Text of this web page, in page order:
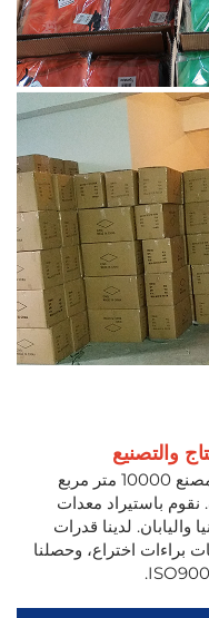
نقوم باستيراد معدات
لدينا قدرات
براءات اختراع، وحصلنا